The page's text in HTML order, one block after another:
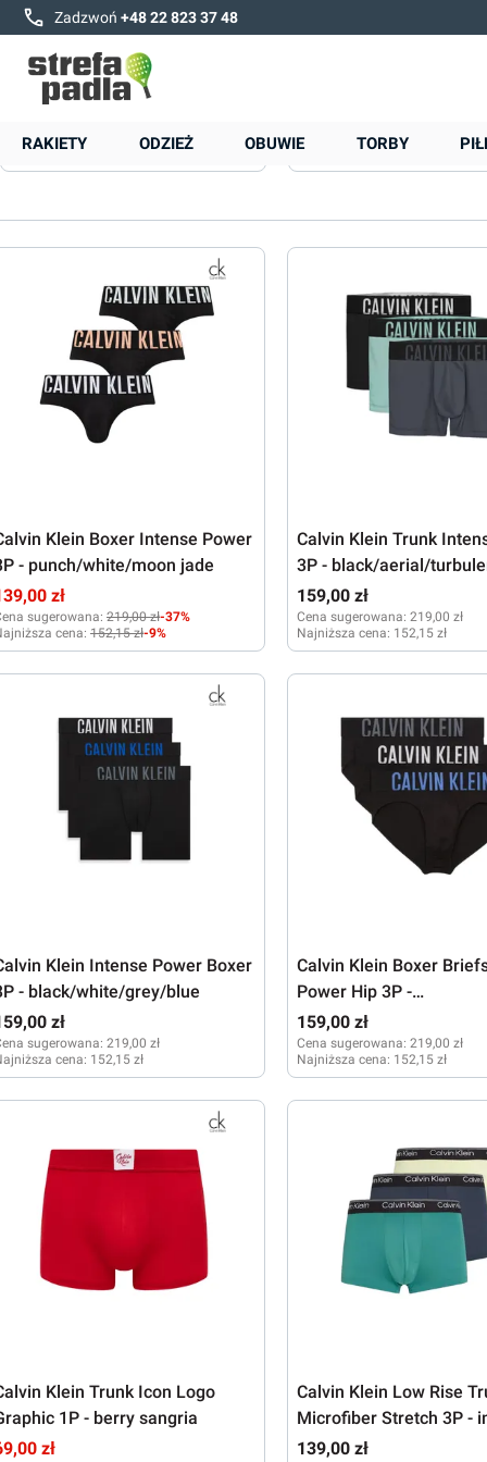
Zadzwoń +48 22 823 37 48
RAKIETY ODZIEŻ OBUWIE TORBY
Strona główna Marki Calvin Klein
Calvin Klein
Ilość bokserek
Klein Boxer Intense Power
- punch/white/moon jade
zł
sugerowana: 219,00 zł-37%
cena: 152,15 zł-9%
Calvin Klein Trunk
3P - black/aerial/
159,00 zł
Cena sugerowana: 219,00 zł
Najniższa cena: 152,15 zł
Klein Intense Power Boxer
- black/white/grey/blue
zł
sugerowana: 219,00 zł
cena: 152,15 zł
Calvin Klein Boxer
Power Hip 3P -
black/grey/white/blue
159,00 zł
Cena sugerowana: 219,00 zł
Najniższa cena: 152,15 zł
Klein Trunk Icon Logo
1P - berry sangria
zł
Calvin Klein Low Rise
Microfiber Stretch 3P -
lime lemon/lively teal
139,00 zł